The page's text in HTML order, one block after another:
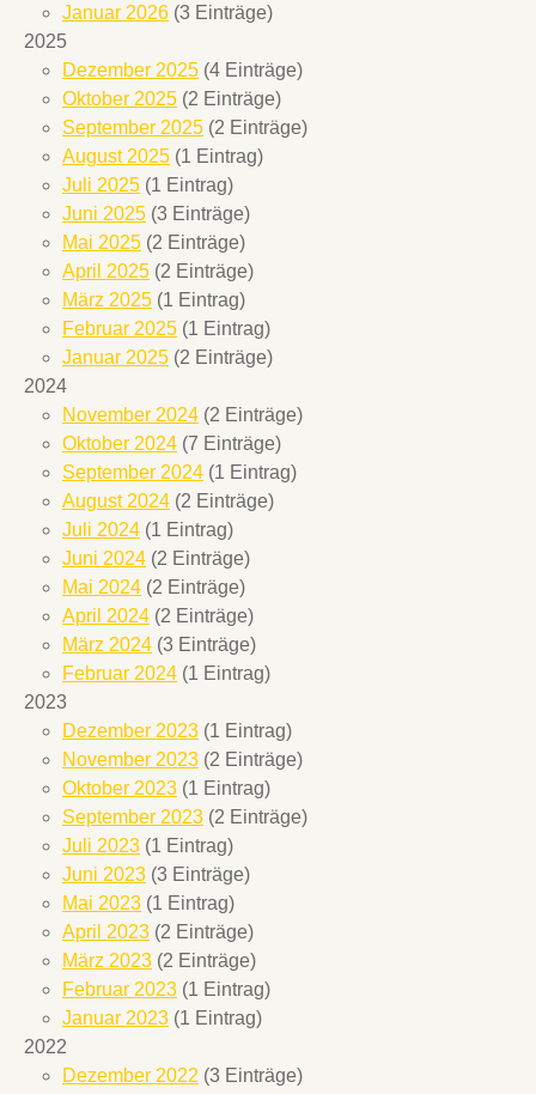
Januar 2026 (3 Einträge)
2025
Dezember 2025 (4 Einträge)
Oktober 2025 (2 Einträge)
September 2025 (2 Einträge)
August 2025 (1 Eintrag)
Juli 2025 (1 Eintrag)
Juni 2025 (3 Einträge)
Mai 2025 (2 Einträge)
April 2025 (2 Einträge)
März 2025 (1 Eintrag)
Februar 2025 (1 Eintrag)
Januar 2025 (2 Einträge)
2024
November 2024 (2 Einträge)
Oktober 2024 (7 Einträge)
September 2024 (1 Eintrag)
August 2024 (2 Einträge)
Juli 2024 (1 Eintrag)
Juni 2024 (2 Einträge)
Mai 2024 (2 Einträge)
April 2024 (2 Einträge)
März 2024 (3 Einträge)
Februar 2024 (1 Eintrag)
2023
Dezember 2023 (1 Eintrag)
November 2023 (2 Einträge)
Oktober 2023 (1 Eintrag)
September 2023 (2 Einträge)
Juli 2023 (1 Eintrag)
Juni 2023 (3 Einträge)
Mai 2023 (1 Eintrag)
April 2023 (2 Einträge)
März 2023 (2 Einträge)
Februar 2023 (1 Eintrag)
Januar 2023 (1 Eintrag)
2022
Dezember 2022 (3 Einträge)